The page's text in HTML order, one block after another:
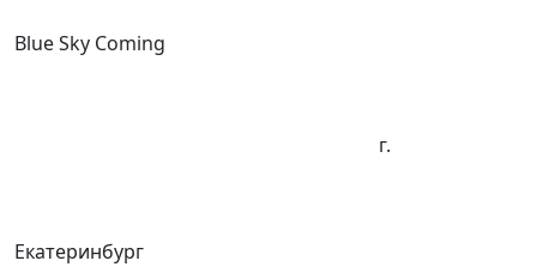
Blue Sky Coming
г.
Екатеринбург